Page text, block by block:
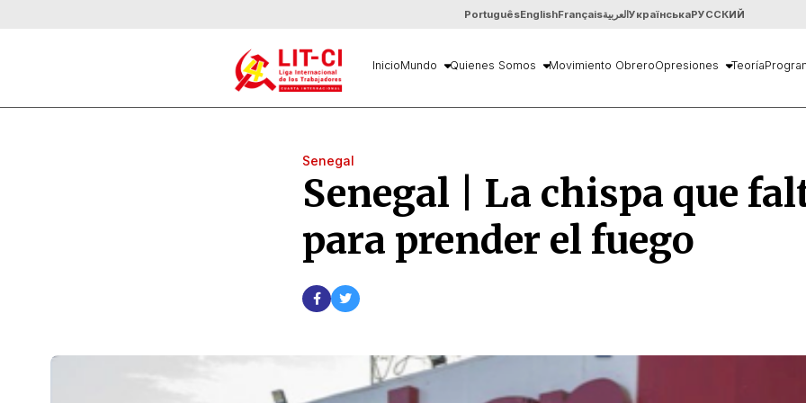
PortuguêsEnglishFrançaisالعربيةУкраїнськаРУССКИЙ
InicioMundo Quienes Somos Movimiento ObreroOpresiones Teoría
Senegal
Senegal | La chispa que
para prender el fuego